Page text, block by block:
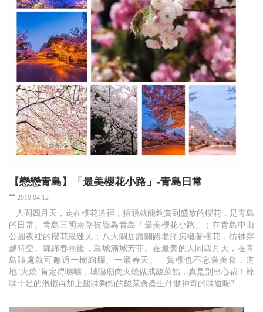
【戀戀青島】「最美櫻花小路」-青島日常
2019.04.12
人間四月天，走在櫻花道裡，抬頭就能夠賞到盛放的櫻花，是青島
的日常。青島三明南路被譽為青島「最美櫻花小路」；在青島中山
公園夜裡的櫻花最迷人；八大關居庸關路老洋房襯著櫻花，彷彿穿
越時空。綿綿春雨後，島城滿城芳菲。在最美的人間四月天，在青
島隨處就可邂逅一樹絢爛、一叢春天。 賞櫻也不忘嘗美食，道
地"火燒"肯定得嚐嚐，城隍廟肉火燒做成酸菜餡，真是別出心裁！辣
味十足的泡椒再加上酸味夠勁的酸菜會產生什麼神奇的味道呢?